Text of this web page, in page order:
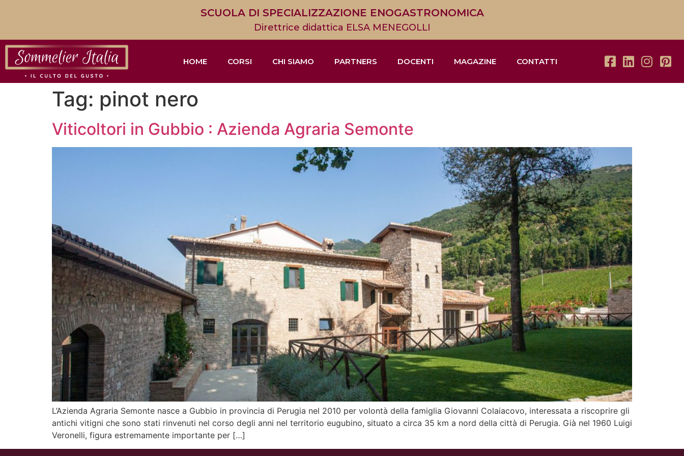
SCUOLA DI SPECIALIZZAZIONE ENOGASTRONOMICA
Direttrice didattica ELSA MENEGOLLI
HOME CORSI CHI SIAMO PARTNERS DOCENTI MAGAZINE CONTATTI
Tag: pinot nero
Viticoltori in Gubbio : Azienda Agraria Semonte
L’Azienda Agraria Semonte nasce a Gubbio in provincia di Perugia nel 2010 per volontà della famiglia Giovanni Colaiacovo, interessata a riscoprire gli
antichi vitigni che sono stati rinvenuti nel corso degli anni nel territorio eugubino, situato a circa 35 km a nord della città di Perugia. Già nel 1960 Luigi
Veronelli, figura estremamente importante per […]